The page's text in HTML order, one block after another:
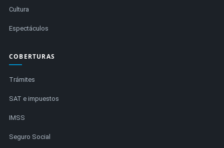
Cultura
Espectáculos
COBERTURAS
Trámites
SAT e impuestos
IMSS
Seguro Social